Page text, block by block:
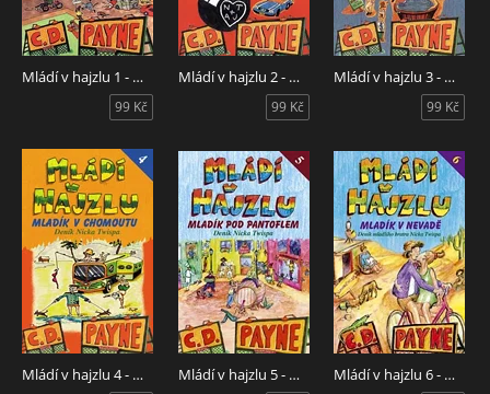
Mládí v hajzlu 1 - Mladík v odboji
99 Kč
Mládí v hajzlu 2 - Mladík v okovech
99 Kč
Mládí v hajzlu 3 - Mladík v exilu
99 Kč
Mládí v hajzlu 4 - Mladík v chomoutu Mládí v hajzlu 5 - Mladík pod pantoflem Mládí v hajzlu 6 - Mladík v Nevadě